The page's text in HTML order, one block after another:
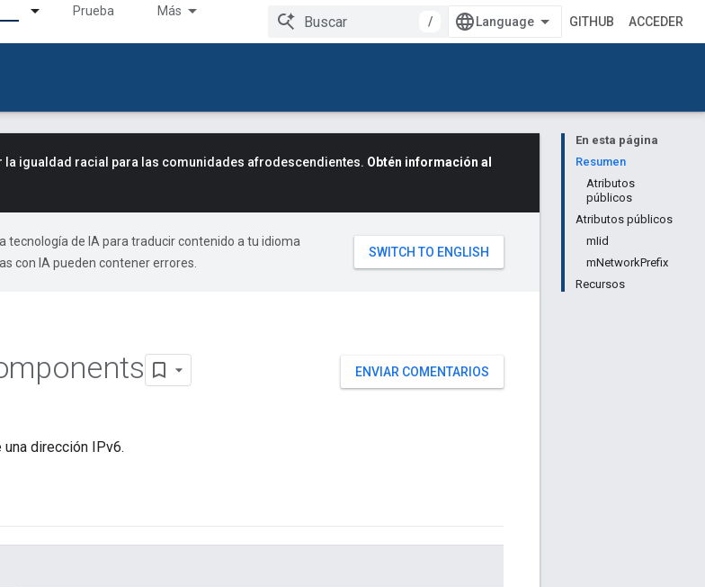
Prueba Más
/ GITHUB ACCEDER
En esta página
Resumen
Atributos
públicos
Atributos públicos
mIid
mNetworkPrefix
Recursos
la igualdad racial para las comunidades afrodescendientes. Obtén información al
tecnología de IA para traducir contenido a tu idioma
con IA pueden contener errores.
ENVIAR COMENTARIOS
dirección IPv6.